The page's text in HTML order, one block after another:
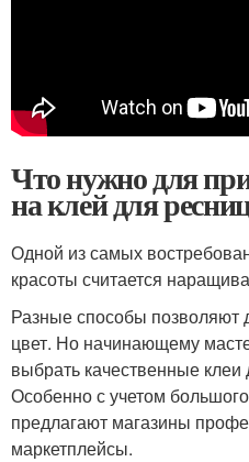
Что нужно для
на клей для
Одной из самых
красоты считается
Разные способы позволяют
цвет. Но начинающему
выбрать качественные
Особенно с учетом
предлагают магазины
маркетплейсы.